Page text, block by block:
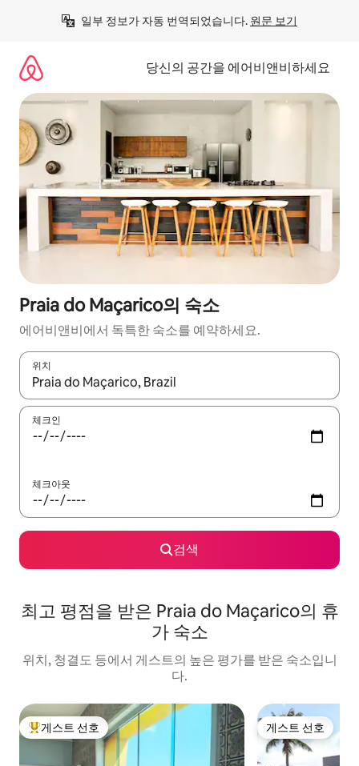
일부 정보가 자동 번역되었습니다. 원문 보기
당신의 공간을 에어비앤비하세요
Praia do Maçarico의 숙소
에어비앤비에서 독특한 숙소를 예약하세요.
위치
결과가 나오면 위·아래 화살표 키를 사용하거나 터치 또는 스와이
체크인
체크아웃
검색
최고 평점을 받은 Praia do Maçarico의 휴
가 숙소
위치, 청결도 등에서 게스트의 높은 평가를 받은 숙소입니
다.
상위 게스트 선호
게스트 선호 게스트 선호
게스트 선호